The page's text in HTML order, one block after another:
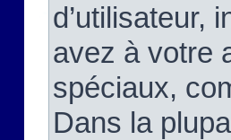
d’utilisateur,
avez à votre
spéciaux,
Dans la